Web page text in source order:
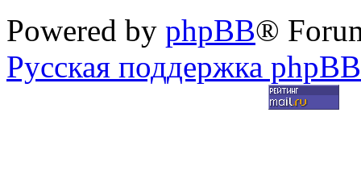
Powered by phpBB®
Русская поддержка phpBB